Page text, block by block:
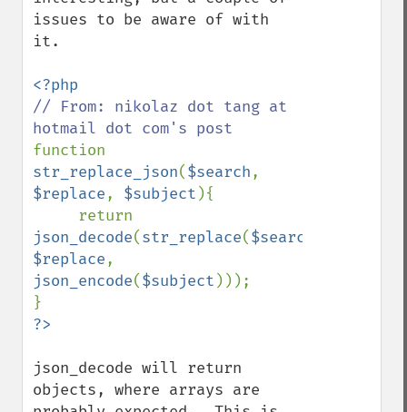
issues to be aware of with
it.
// From: nikolaz dot tang at
str_replace_json($search
$replace, $subject ){
json_decode(str_replace($search
$replace
json_encode($subject )));
?>
json_decode will return
objects, where arrays are